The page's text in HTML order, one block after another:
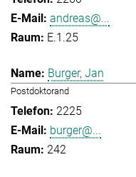
andreas@...
E.1.25
Burger, Jan
Postdoktorand
2225
burger@...
242